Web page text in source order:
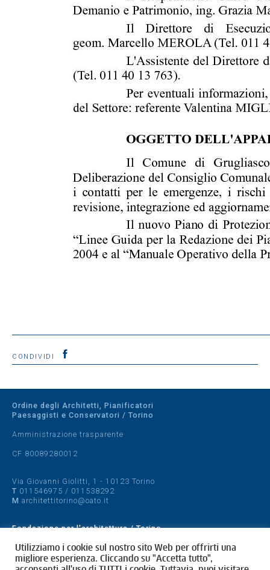
CONDIVIDI
Ordine degli Architetti, Pianificatori
Paesaggisti e Conservatori / Torino
Amministrazione trasparente
CF 80089280012
Via Giovanni Giolitti, 1 - 10123 Torino
T 011546975 / 011538292
M architettitorino@oato.it
Fondazione per l'architettura / Torino
Designed by quattrolinee.it
Utilizziamo i cookie sul nostro sito Web per offrirti una
migliore esperienza. Cliccando su "Accetta tutto",